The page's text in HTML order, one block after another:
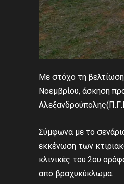
Με στόχο τη βελτίωση
Νοεμβρίου, άσκηση
Σύμφωνα με το
εκκένωση των
κλινικές του 2ου
από βραχυκύκλωμα.